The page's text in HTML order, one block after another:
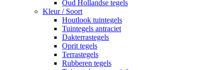
Oud Hollandse tegels
Kleur / Soort
Houtlook tuintegels
Tuintegels antraciet
Dakterrastegels
Oprit tegels
Terrastegels
Rubberen tegels